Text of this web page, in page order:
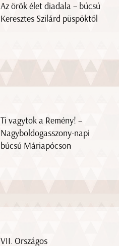
Az örök élet diadala – búcsú
Keresztes Szilárd püspöktől
Ti vagytok a Remény! –
Nagyboldogasszony-napi
búcsú Máriapócson
VII. Országos